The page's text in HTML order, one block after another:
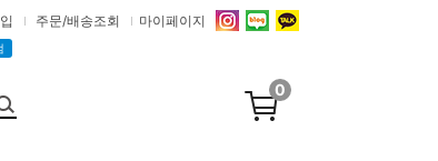
주문/배송조회 마이페이지
0